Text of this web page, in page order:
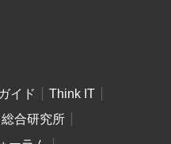
イド
Think IT
合研究所